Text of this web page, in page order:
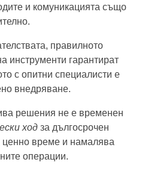
и комуникацията също
правилното
инструменти гарантират
с опитни специалисти е
внедряване.
решения не е временен
ход за дългосрочен
ценно време и намалява
операции.